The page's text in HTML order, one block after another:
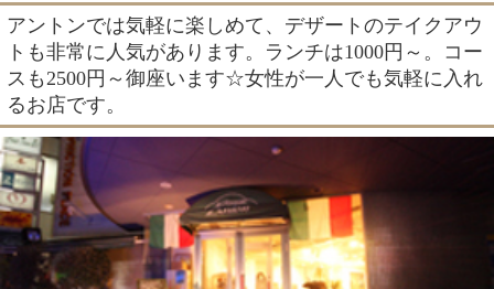
アントンでは気軽に楽しめて、デザートのテイクアウ
トも非常に人気があります。ランチは1000円～。コー
スも2500円～御座います☆女性が一人でも気軽に入れ
るお店です。